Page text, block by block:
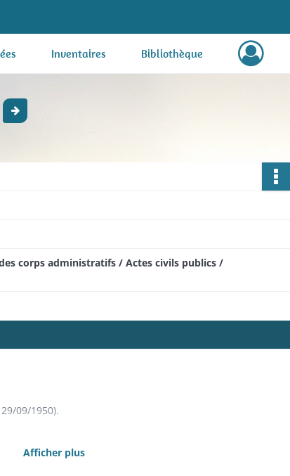
Inventaires Bibliothèque
corps administratifs / Actes civils publics /
09/1950).
10/1951).
Afficher plus